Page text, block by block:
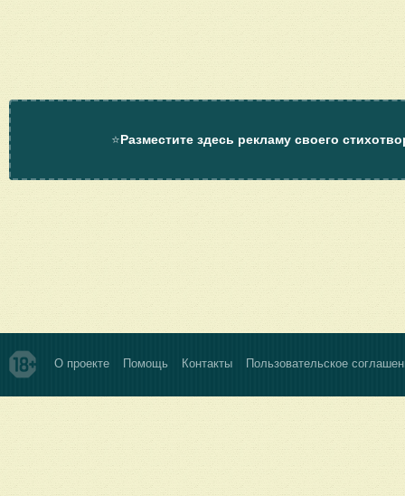
⭐Разместите здесь рекламу своего
О проекте Помощь Контакты Пользовательское